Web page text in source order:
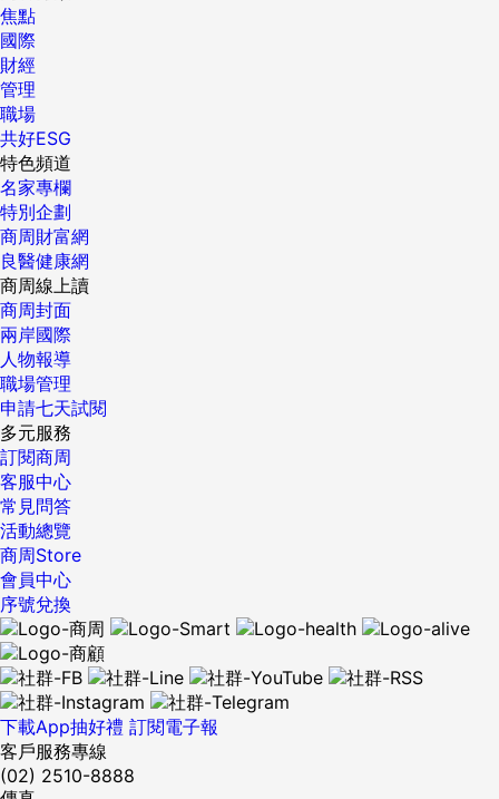
焦點
國際
財經
管理
職場
共好ESG
特色頻道
名家專欄
特別企劃
商周財富網
良醫健康網
商周線上讀
商周封面
兩岸國際
人物報導
職場管理
申請七天試閱
多元服務
訂閱商周
客服中心
常見問答
活動總覽
商周Store
會員中心
序號兌換
下載App抽好禮 訂閱電子報
客戶服務專線
(02) 2510-8888